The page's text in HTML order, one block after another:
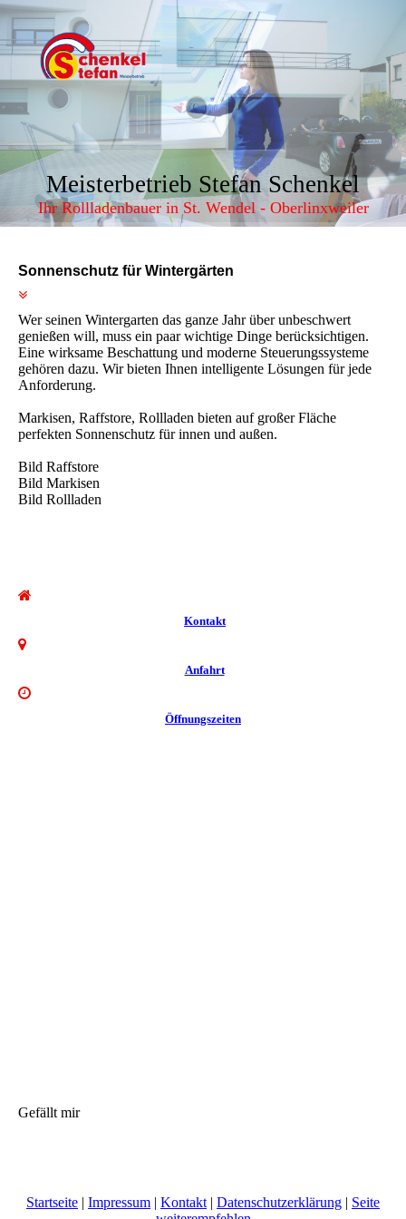
Meisterbetrieb Stefan Schenkel
Ihr Rollladenbauer in St. Wendel - Oberlinxweiler
Sonnenschutz für Wintergärten
Wer seinen Wintergarten das ganze Jahr über unbeschwert
genießen will, muss ein paar wichtige Dinge berücksichtigen.
Eine wirksame Beschattung und moderne Steuerungssysteme
gehören dazu. Wir bieten Ihnen intelligente Lösungen für jede
Anforderung.
Markisen, Raffstore, Rollladen bieten auf großer Fläche
perfekten Sonnenschutz für innen und außen.
Bild Raffstore
Bild Markisen
Bild Rollladen
Kontakt
Anfahrt
Öffnungszeiten
Gefällt mir
Startseite | Impressum | Kontakt | Datenschutzerklärung | Seite